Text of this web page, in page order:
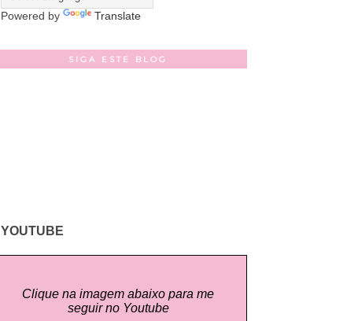
Powered by Translate
SIGA ESTE BLOG
YOUTUBE
Clique na imagem abaixo para me
seguir no Youtube